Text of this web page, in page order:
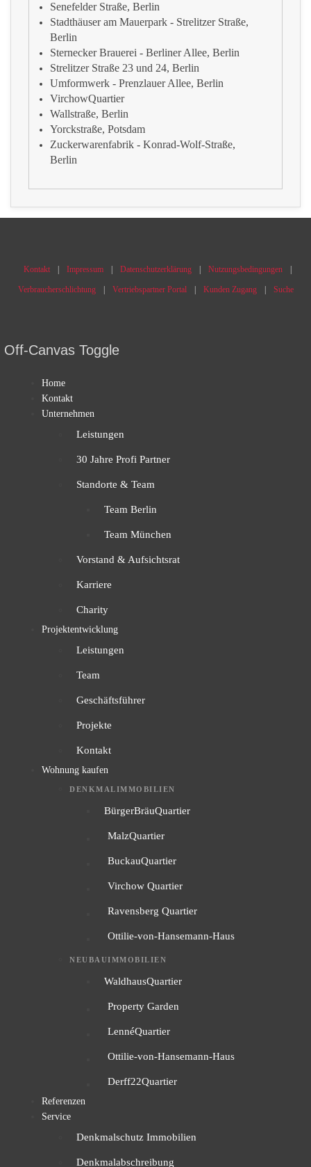
Senefelder Straße, Berlin
Stadthäuser am Mauerpark - Strelitzer Straße,
Berlin
Sternecker Brauerei - Berliner Allee, Berlin
Strelitzer Straße 23 und 24, Berlin
Umformwerk - Prenzlauer Allee, Berlin
VirchowQuartier
Wallstraße, Berlin
Yorckstraße, Potsdam
Zuckerwarenfabrik - Konrad-Wolf-Straße,
Berlin
Kontakt Impressum Datenschutzerklärung Nutzungsbedingungen
Verbraucherschlichtung Vertriebspartner Portal Kunden Zugang Suche
Off-Canvas Toggle
Home
Kontakt
Unternehmen
Leistungen
30 Jahre Profi Partner
Standorte & Team
Team Berlin
Team München
Vorstand & Aufsichtsrat
Karriere
Charity
Projektentwicklung
Leistungen
Team
Geschäftsführer
Projekte
Kontakt
Wohnung kaufen
DENKMALIMMOBILIEN
BürgerBräuQuartier
MalzQuartier
BuckauQuartier
Virchow Quartier
Ravensberg Quartier
Ottilie-von-Hansemann-Haus
NEUBAUIMMOBILIEN
WaldhausQuartier
Property Garden
LennéQuartier
Ottilie-von-Hansemann-Haus
Derff22Quartier
Referenzen
Service
Denkmalschutz Immobilien
Denkmalabschreibung